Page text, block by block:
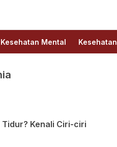
Kesehatan Mental Kesehatan
Kenali Ciri-ciri